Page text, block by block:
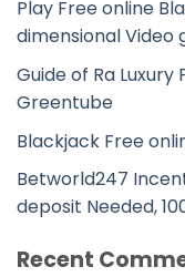
Play Free online
dimensional Video
Guide of Ra
Greentube
Blackjack Free
Betworld247
deposit Needed,
Recent